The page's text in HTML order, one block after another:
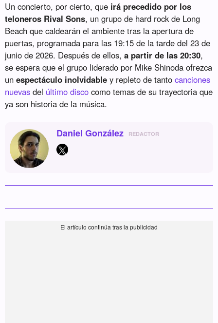
Un concierto, por cierto, que irá precedido por los
teloneros Rival Sons, un grupo de hard rock de Long
Beach que caldearán el ambiente tras la apertura de
puertas, programada para las 19:15 de la tarde del 23 de
junio de 2026. Después de ellos,a partir de las 20:30,
se espera que el grupo liderado por Mike Shinoda ofrezca
unespectáculo inolvidable y repleto de tantocanciones
nuevas del último disco como temas de su trayectoria que
ya son historia de la música.
Daniel González REDACTOR